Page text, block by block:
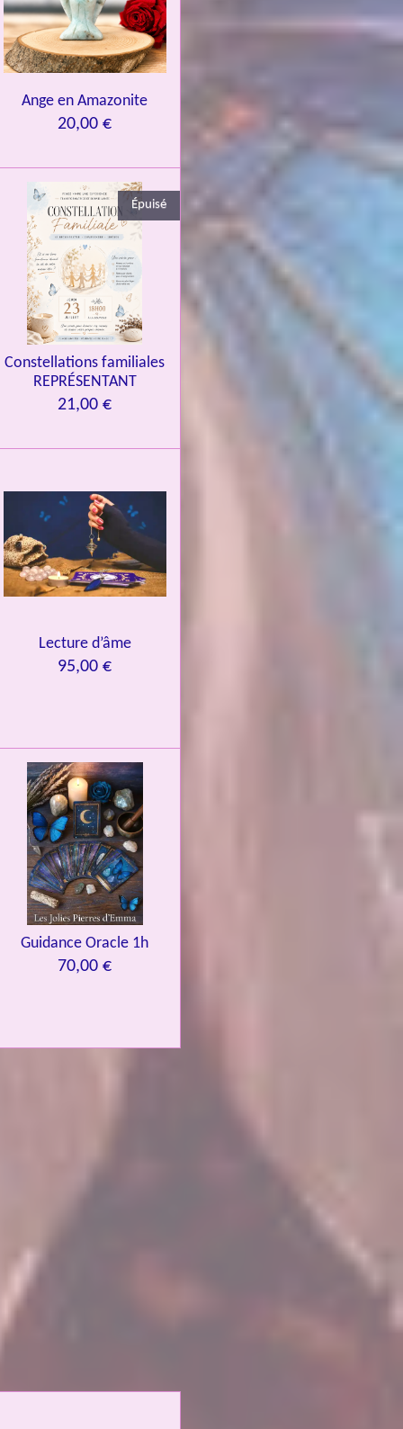
Ange en Amazonite
20,00 €
Épuisé
Constellations familiales
REPRÉSENTANT
21,00 €
Lecture d’âme
95,00 €
Guidance Oracle 1h
70,00 €